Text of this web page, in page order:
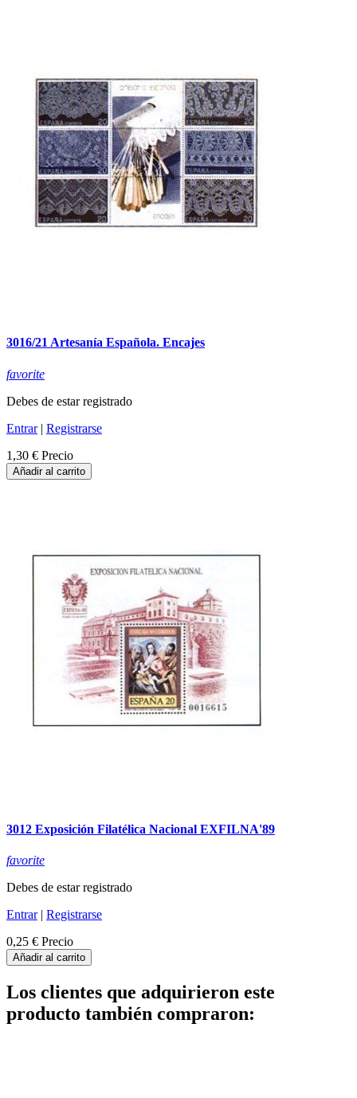
3016/21 Artesanía Española. Encajes
favorite
Debes de estar registrado
Entrar| Registrarse
1,30 € Precio
Añadir al carrito
3012 Exposición Filatélica Nacional EXFILNA'89
favorite
Debes de estar registrado
Entrar| Registrarse
0,25 € Precio
Añadir al carrito
Los clientes que adquirieron este
producto también compraron: